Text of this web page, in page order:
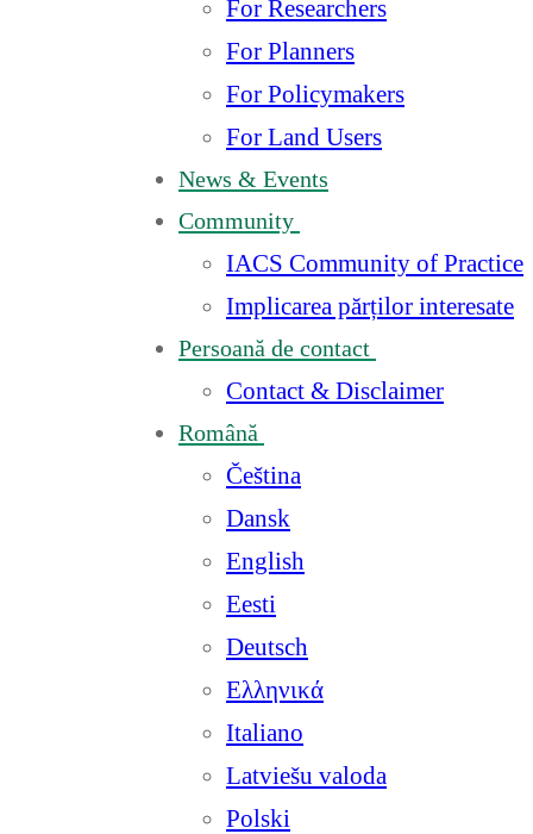
For Researchers
For Planners
For Policymakers
For Land Users
News & Events
Community
IACS Community of Practice
Implicarea părților interesate
Persoană de contact
Contact & Disclaimer
Română
Čeština
Dansk
English
Eesti
Deutsch
Ελληνικά
Italiano
Latviešu valoda
Polski